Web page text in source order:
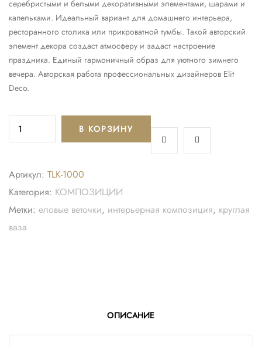
серебристыми и белыми декоративными элементами, шарами и
капельками. Идеальный вариант для домашнего интерьера,
ресторанного столика или прикроватной тумбы. Такой авторский
элемент декора создаст атмосферу и задаст настроение
праздника. Единый гармоничный образ для уютного зимнего
вечера. Авторская работа профессиональных дизайнеров Elit
Deco.
В КОРЗИНУ
Артикул: TLK-1000
Категория: КОМПОЗИЦИИ
Метки: еловые веточки, интерьерная композиция, круглая
ваза
ОПИСАНИЕ